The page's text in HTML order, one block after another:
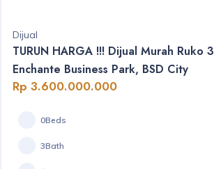
Dijual
TURUN HARGA !!! Dijual Murah Ruko
Enchante Business Park, BSD City
Rp 3.600.000.000
0Beds
3Bath